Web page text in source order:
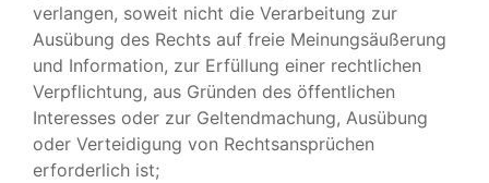
verlangen, soweit nicht die Verarbeitung zur
Ausübung des Rechts auf freie Meinungsäußerung
und Information, zur Erfüllung einer rechtlichen
Verpflichtung, aus Gründen des öffentlichen
Interesses oder zur Geltendmachung, Ausübung
oder Verteidigung von Rechtsansprüchen
erforderlich ist;